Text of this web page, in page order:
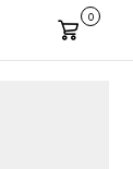
Carrinho
0